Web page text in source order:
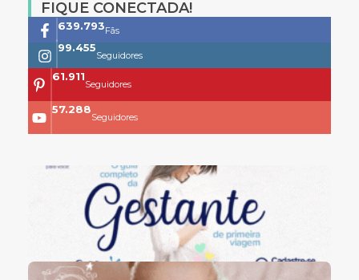
FIQUE CONECTADA!
761.659Fãs
118.399
Seguidores
73.704
Seguidores
68.200
Seguidores